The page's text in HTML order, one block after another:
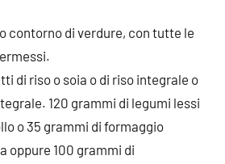
contorno di verdure, con tutte le
di riso o soia o di riso integrale o
120 grammi di legumi lessi
o 35 grammi di formaggio
oppure 100 grammi di